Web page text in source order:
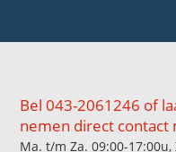
Bel 043-2061246 of
nemen direct contact
Ma. t/m Za. 09:00-